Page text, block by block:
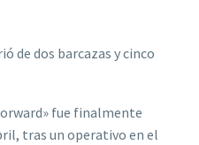
de dos barcazas y cinco
fue finalmente
tras un operativo en el